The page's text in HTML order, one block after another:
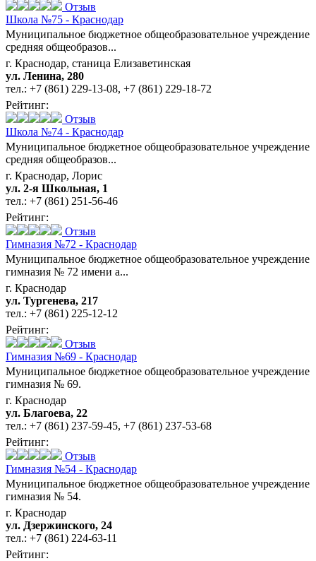
Отзыв
Школа №75 - Краснодар
Муниципальное бюджетное общеобразовательное учреждение
средняя общеобразов...
г. Краснодар, станица Елизаветинская
ул. Ленина, 280
тел.: +7 (861) 229-13-08, +7 (861) 229-18-72
Рейтинг:
Отзыв
Школа №74 - Краснодар
Муниципальное бюджетное общеобразовательное учреждение
средняя общеобразов...
г. Краснодар, Лорис
ул. 2-я Школьная, 1
тел.: +7 (861) 251-56-46
Рейтинг:
Отзыв
Гимназия №72 - Краснодар
Муниципальное бюджетное общеобразовательное учреждение
гимназия № 72 имени а...
г. Краснодар
ул. Тургенева, 217
тел.: +7 (861) 225-12-12
Рейтинг:
Отзыв
Гимназия №69 - Краснодар
Муниципальное бюджетное общеобразовательное учреждение
гимназия № 69.
г. Краснодар
ул. Благоева, 22
тел.: +7 (861) 237-59-45, +7 (861) 237-53-68
Рейтинг:
Отзыв
Гимназия №54 - Краснодар
Муниципальное бюджетное общеобразовательное учреждение
гимназия № 54.
г. Краснодар
ул. Дзержинского, 24
тел.: +7 (861) 224-63-11
Рейтинг: